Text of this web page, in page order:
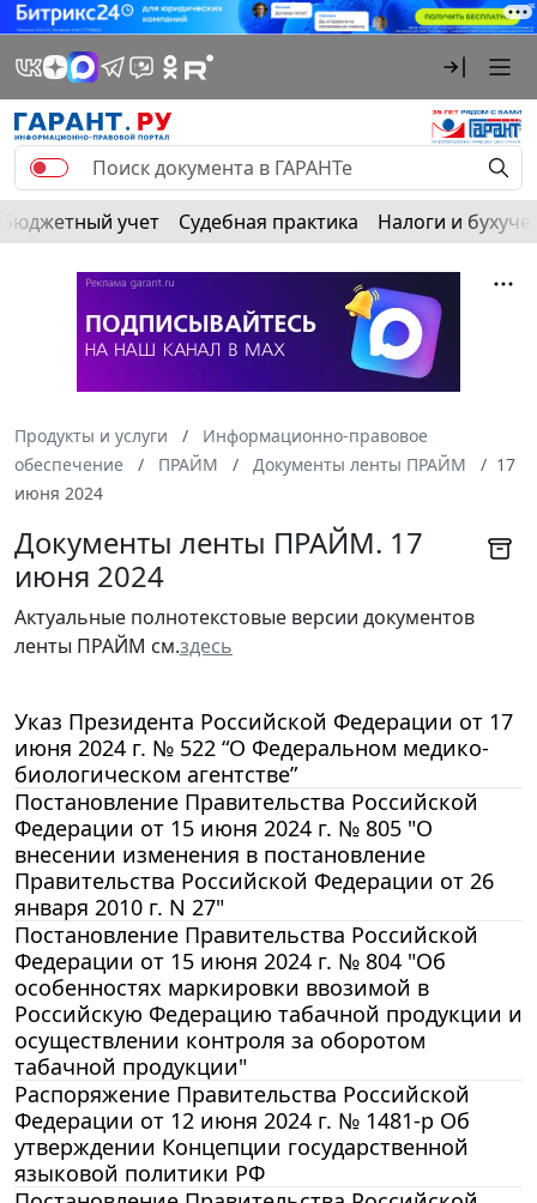
Бюджетный учет Судебная практика Налоги и
Продукты и услуги
Информационно-правовое
обеспечение
ПРАЙМ Документы ленты ПРАЙМ
17
июня 2024
Документы ленты ПРАЙМ. 17
июня 2024
Актуальные полнотекстовые версии документов
ленты ПРАЙМ см.здесь
Указ Президента Российской Федерации от 17
июня 2024 г. № 522 “О Федеральном медико-
биологическом агентстве”
Постановление Правительства Российской
Федерации от 15 июня 2024 г. № 805 "О
внесении изменения в постановление
Правительства Российской Федерации от 26
января 2010 г. N 27"
Постановление Правительства Российской
Федерации от 15 июня 2024 г. № 804 "Об
особенностях маркировки ввозимой в
Российскую Федерацию табачной продукции и
осуществлении контроля за оборотом
табачной продукции"
Распоряжение Правительства Российской
Федерации от 12 июня 2024 г. № 1481-р Об
утверждении Концепции государственной
языковой политики РФ